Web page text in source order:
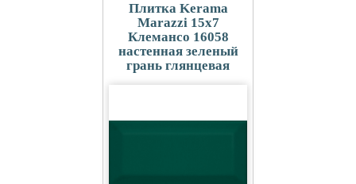
Плитка Kerama
Marazzi 15x7
Клемансо 16058
настенная зеленый
грань глянцевая